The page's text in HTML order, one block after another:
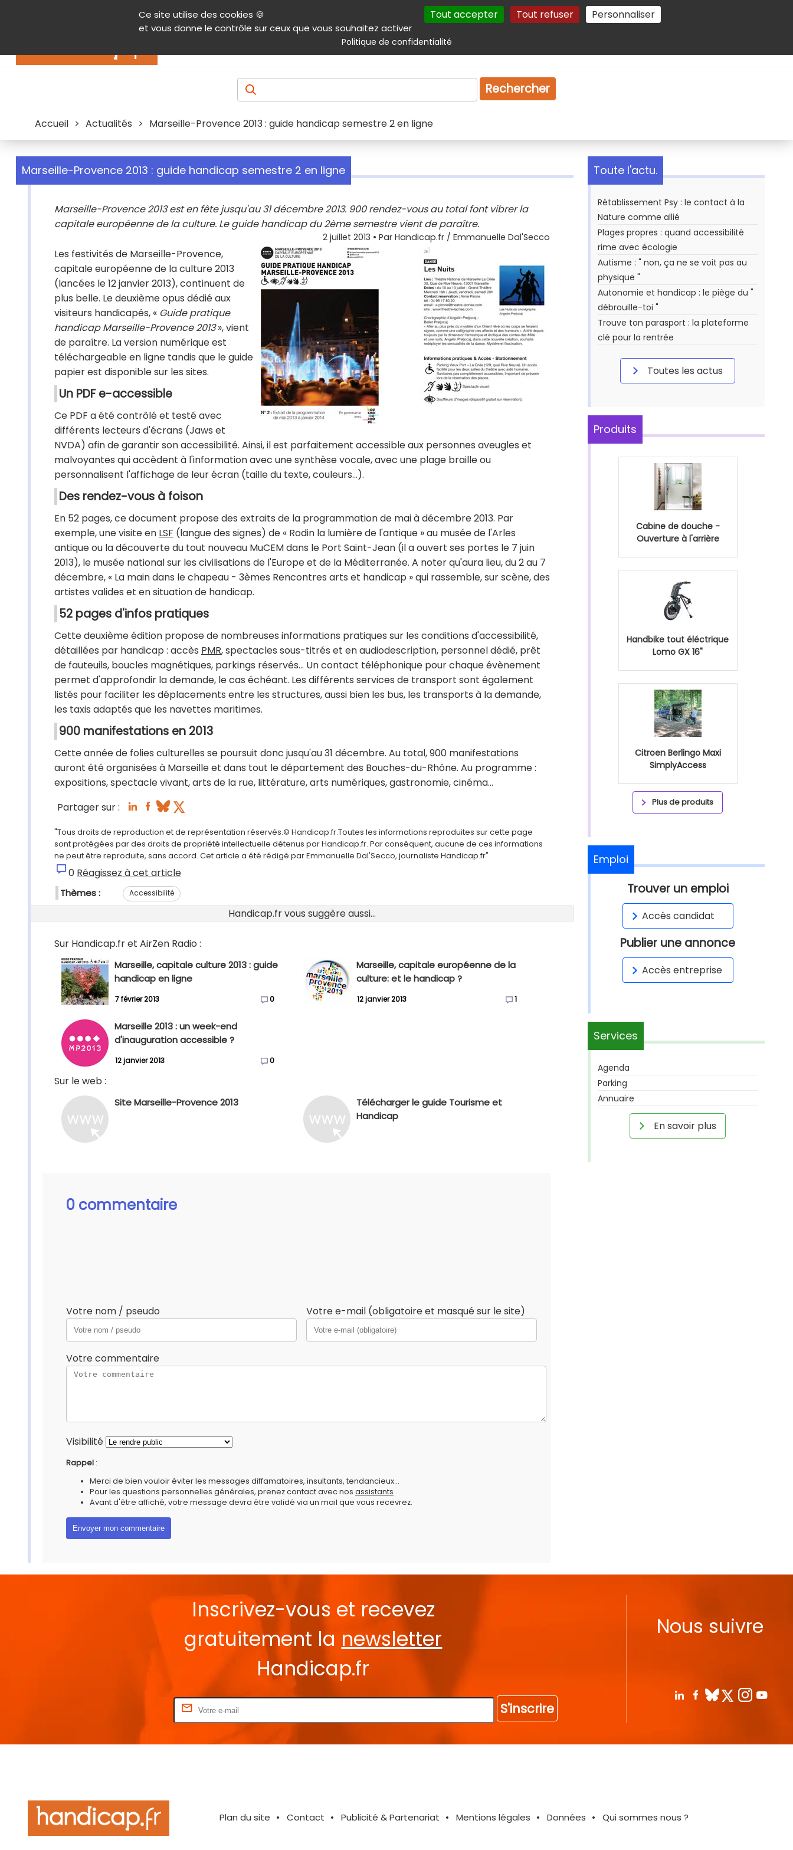
Ce site utilise des cookies 🍪
et vous donne le contrôle sur ceux que vous souhaitez activer
Tout accepter Tout refuser Personnaliser
Politique de confidentialité
Contenu Aide et accessibilité Menu principal Autres services Plan du site Gestion des cookies
Produits & services Emploi Droit
Rechercher
Accueil > Actualités > Marseille-Provence 2013 : guide handicap semestre 2 en ligne
Marseille-Provence 2013 : guide handicap semestre 2 en ligne
Marseille-Provence 2013 est en fête jusqu'au 31 décembre 2013. 900 rendez-vous au total font vibrer la
capitale européenne de la culture. Le guide handicap du 2ème semestre vient de paraître.
2 juillet 2013 • Par Handicap.fr / Emmanuelle Dal'Secco
Les festivités de Marseille-Provence,
capitale européenne de la culture 2013
(lancées le 12 janvier 2013), continuent de
plus belle. Le deuxième opus dédié aux
visiteurs handicapés, « Guide pratique
handicap Marseille-Provence 2013», vient
de paraître. La version numérique est
téléchargeable en ligne tandis que le guide
papier est disponible sur les sites.
Un PDF e-accessible
Ce PDF a été contrôlé et testé avec
différents lecteurs d'écrans (Jaws et
NVDA) afin de garantir son accessibilité. Ainsi, il est parfaitement accessible aux personnes aveugles et
malvoyantes qui accèdent à l'information avec une synthèse vocale, avec une plage braille ou
personnalisent l'affichage de leur écran (taille du texte, couleurs...).
Des rendez-vous à foison
En 52 pages, ce document propose des extraits de la programmation de mai à décembre 2013. Par
exemple, une visite en LSF (langue des signes) de « Rodin la lumière de l'antique » au musée de l'Arles
antique ou la découverte du tout nouveau MuCEM dans le Port Saint-Jean (il a ouvert ses portes le 7 juin
2013), le musée national sur les civilisations de l'Europe et de la Méditerranée. A noter qu'aura lieu, du 2 au 7
décembre, « La main dans le chapeau - 3èmes Rencontres arts et handicap » qui rassemble, sur scène, des
artistes valides et en situation de handicap.
52 pages d'infos pratiques
Cette deuxième édition propose de nombreuses informations pratiques sur les conditions d'accessibilité,
détaillées par handicap : accès PMR, spectacles sous-titrés et en audiodescription, personnel dédié, prêt
de fauteuils, boucles magnétiques, parkings réservés... Un contact téléphonique pour chaque évènement
permet d'approfondir la demande, le cas échéant. Les différents services de transport sont également
listés pour faciliter les déplacements entre les structures, aussi bien les bus, les transports à la demande,
les taxis adaptés que les navettes maritimes.
900 manifestations en 2013
Cette année de folies culturelles se poursuit donc jusqu'au 31 décembre. Au total, 900 manifestations
auront été organisées à Marseille et dans tout le département des Bouches-du-Rhône. Au programme :
expositions, spectacle vivant, arts de la rue, littérature, arts numériques, gastronomie, cinéma...
Partager sur :
"Tous droits de reproduction et de représentation réservés.© Handicap.fr.Toutes les informations reproduites sur cette page
sont protégées par des droits de propriété intellectuelle détenus par Handicap.fr. Par conséquent, aucune de ces informations
ne peut être reproduite, sans accord. Cet article a été rédigé par Emmanuelle Dal'Secco, journaliste Handicap.fr"
0 Réagissez à cet article
Thèmes : Accessibilité
Handicap.fr vous suggère aussi...
Sur Handicap.fr et AirZen Radio :
Marseille, capitale culture 2013 : guide
handicap en ligne
7 février 2013 0
Marseille, capitale européenne de la
culture: et le handicap ?
12 janvier 2013 1
Marseille 2013 : un week-end
d'inauguration accessible ?
12 janvier 2013 0
Sur le web :
Site Marseille-Provence 2013
Télécharger le guide Tourisme et
Handicap
0 commentaire
Votre nom / pseudo Votre e-mail (obligatoire et masqué sur le site)
Votre commentaire
Visibilité
Rappel :
Merci de bien vouloir éviter les messages diffamatoires, insultants, tendancieux...
Pour les questions personnelles générales, prenez contact avec nos assistants
Avant d'être affiché, votre message devra être validé via un mail que vous recevrez.
Toute l'actu.
Rétablissement Psy : le contact à la
Nature comme allié
Plages propres : quand accessibilité
rime avec écologie
Autisme : " non, ça ne se voit pas au
physique "
Autonomie et handicap : le piège du "
débrouille-toi "
Trouve ton parasport : la plateforme
clé pour la rentrée
Toutes les actus
Produits
Cabine de douche -
Ouverture à l'arrière
Handbike tout éléctrique
Lomo GX 16"
Citroen Berlingo Maxi
SimplyAccess
Plus de produits
Emploi
Trouver un emploi
Accès candidat
Publier une annonce
Accès entreprise
Services
Agenda
Parking
Annuaire
En savoir plus
Inscrivez-vous et recevez
gratuitement la newsletter
Handicap.fr
S'inscrire
Nous suivre
Plan du site Contact Publicité & Partenariat Mentions légales Données Qui sommes nous ?